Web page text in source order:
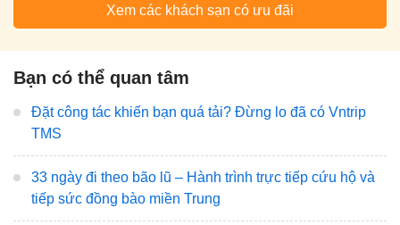
Xem các khách sạn có ưu đãi
Bạn có thể quan tâm
Đặt công tác khiến bạn quá tải? Đừng lo đã có Vntrip
TMS
33 ngày đi theo bão lũ – Hành trình trực tiếp cứu hộ và
tiếp sức đồng bào miền Trung